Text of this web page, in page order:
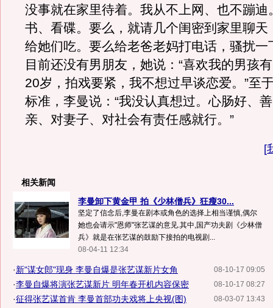
没事就在家里待着。我从不上网、也不蹦迪
书、看碟。要么，就请几个闺密到家里聊天
给她们吃。要么给老爸老妈打电话，骚扰一
目前还没有男朋友，她说：“喜欢我的男孩
20岁，拍戏要紧，我不想过早谈恋爱。”至
标准，李曼说：“我没认真想过。心肠好、
亲、对妻子、对社会有责任感就行。”
[
相关新闻
李曼卸下黄金甲 拍《少林僧兵》狂瘦30...
坚定了信念后,李曼在剧本或角色的选择上相当谨慎,偶尔
她也会请示"恩师"张艺谋的意见.其中,国产功夫剧《少林僧
兵》就是在张艺谋的鼓励下接拍的电视剧...
08-04-11 12:34
08-10-17 09:05
·新"谋女郎"现身 李曼自爆是张艺谋新片女角
08-10-17 08:27
·李曼自爆将演张艺谋新片 明年春开机内容保密
08-03-07 13:43
·征得张艺谋首肯 李曼首部功夫戏将上央视(图)